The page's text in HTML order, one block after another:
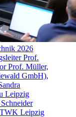
2026
Prof.
Prof. Müller,
GmbH),
Leipzig
Leipzig